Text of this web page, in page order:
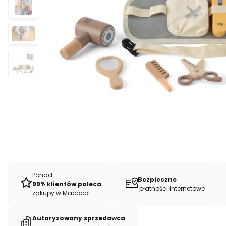
Ponad
99% klientów poleca
zakupy w Macoco!
Bezpieczne
płatności internetowe
Autoryzowany sprzedawca